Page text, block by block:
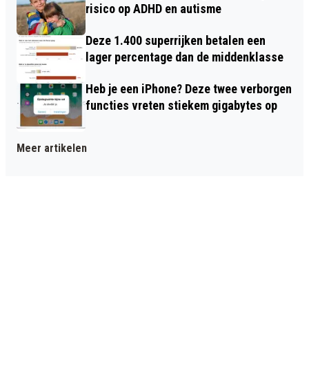
risico op ADHD en autisme
Deze 1.400 superrijken betalen een
lager percentage dan de middenklasse
Heb je een iPhone? Deze twee verborgen
functies vreten stiekem gigabytes op
Meer artikelen